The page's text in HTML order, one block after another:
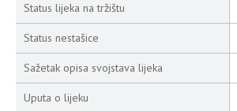
Status lijeka na tržištu
Status nestašice
Sažetak opisa svojstava lijeka
Uputa o lijeku